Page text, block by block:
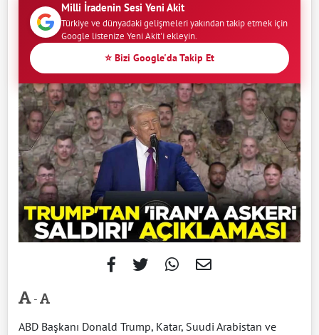
Milli İradenin Sesi Yeni Akit
Türkiye ve dünyadaki gelişmeleri yakından takip etmek için
Google listenize Yeni Akit'i ekleyin.
⭐ Bizi Google'da Takip Et
-
ABD Başkanı Donald Trump, Katar, Suudi Arabistan ve